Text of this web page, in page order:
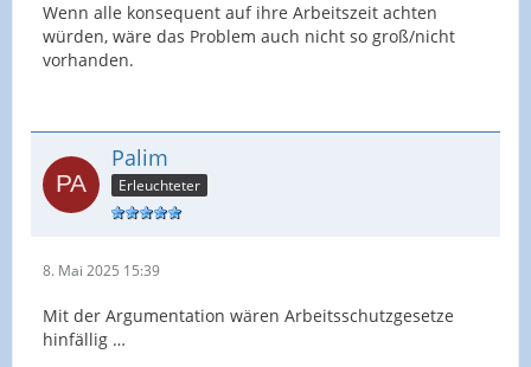
Wenn alle konsequent auf ihre Arbeitszeit achten
würden, wäre das Problem auch nicht so groß/nicht
vorhanden.
Palim
Erleuchteter
8. Mai 2025 15:39
Mit der Argumentation wären Arbeitsschutzgesetze
hinfällig …